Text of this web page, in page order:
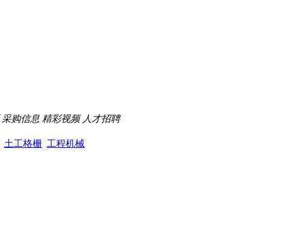
采购信息 精彩视频 人才招聘
土工格栅 工程机械